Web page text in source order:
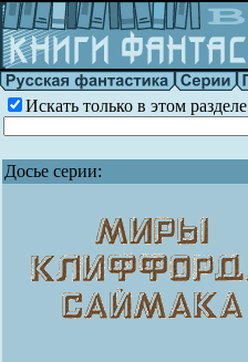
Искать только в этом разделе
Досье серии: